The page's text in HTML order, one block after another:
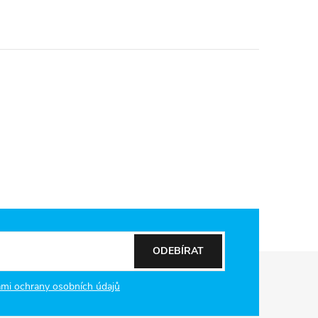
ochrany osobních údajů
ODEBÍRAT